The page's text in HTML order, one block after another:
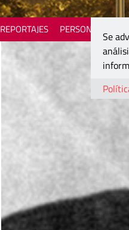
REPORTAJES PERSONAJES
Se